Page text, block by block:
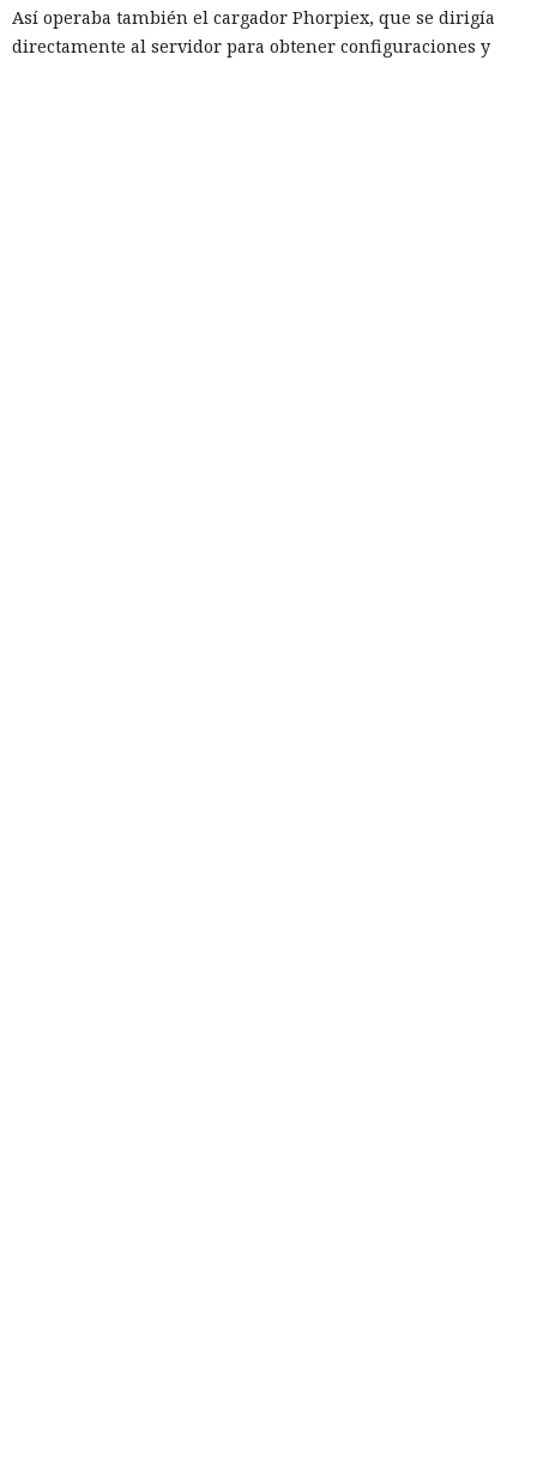
Así operaba también el cargador Phorpiex, que se dirigía
directamente al servidor para obtener configuraciones y